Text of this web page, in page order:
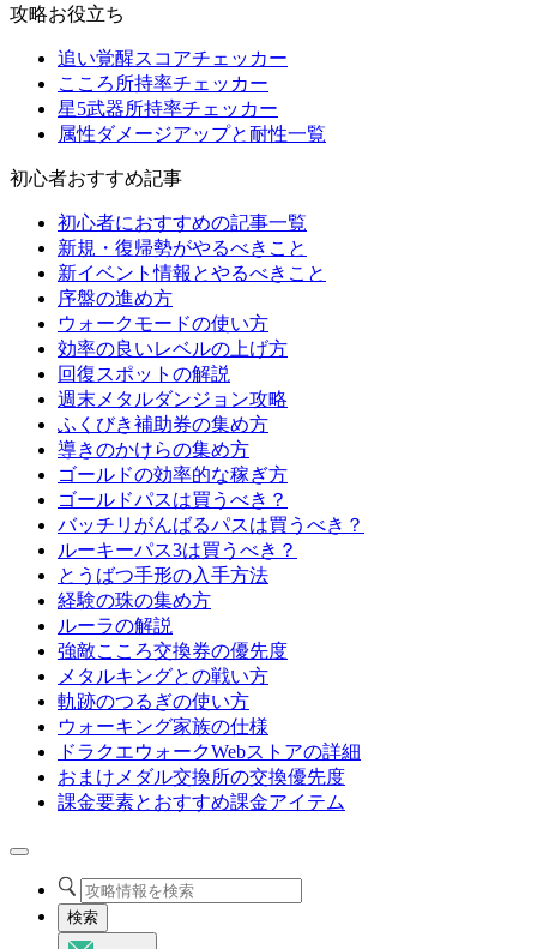
攻略お役立ち
追い覚醒スコアチェッカー
こころ所持率チェッカー
星5武器所持率チェッカー
属性ダメージアップと耐性一覧
初心者おすすめ記事
初心者におすすめの記事一覧
新規・復帰勢がやるべきこと
新イベント情報とやるべきこと
序盤の進め方
ウォークモードの使い方
効率の良いレベルの上げ方
回復スポットの解説
週末メタルダンジョン攻略
ふくびき補助券の集め方
導きのかけらの集め方
ゴールドの効率的な稼ぎ方
ゴールドパスは買うべき？
バッチリがんばるパスは買うべき？
ルーキーパス3は買うべき？
とうばつ手形の入手方法
経験の珠の集め方
ルーラの解説
強敵こころ交換券の優先度
メタルキングとの戦い方
軌跡のつるぎの使い方
ウォーキング家族の仕様
ドラクエウォークWebストアの詳細
おまけメダル交換所の交換優先度
課金要素とおすすめ課金アイテム
検索